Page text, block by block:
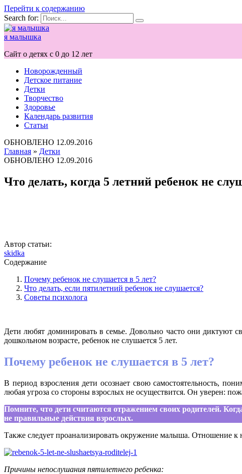
Перейти к содержанию
Search for:
я малышка
Сайт о детях с 0 до 12 лет
Новорожденный
Детское питание
Детки
Творчество
Здоровье
Календарь развития
Статьи
ОБНОВЛЕНО 12.09.2016
Главная » Детки
ОБНОВЛЕНО 12.09.2016
Что делать, когда 5 летний ребенок не
Автор статьи:
skidka
Содержание
Почему ребенок не слушается в 5 лет?
Что делать, если пятилетний ребенок не слушается?
Советы психолога
Дети любят доминировать в семье. Довольно часто они диктуют
дошкольном возрасте, ребенок не слушается 5 лет.
Почему ребенок не слушается в 5 лет?
В период взросления дети осознает свою самостоятельность,
любая угроза со стороны взрослых не осуществится. Он уверен:
Помните, что дети считаются отражением своих родителей.
не правильные действия взрослых.
Также следует проанализировать окружение малыша. Отношение к
Причины непослушания пятилетнего ребенка: